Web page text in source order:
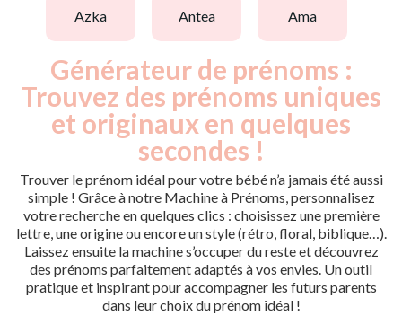
azka antea ama
Générateur de prénoms :
Trouvez des prénoms uniques
et originaux en quelques
secondes !
Trouver le prénom idéal pour votre bébé n’a jamais été aussi
simple ! Grâce à notre Machine à Prénoms, personnalisez
votre recherche en quelques clics : choisissez une première
lettre, une origine ou encore un style (rétro, floral, biblique…).
Laissez ensuite la machine s’occuper du reste et découvrez
des prénoms parfaitement adaptés à vos envies. Un outil
pratique et inspirant pour accompagner les futurs parents
dans leur choix du prénom idéal !